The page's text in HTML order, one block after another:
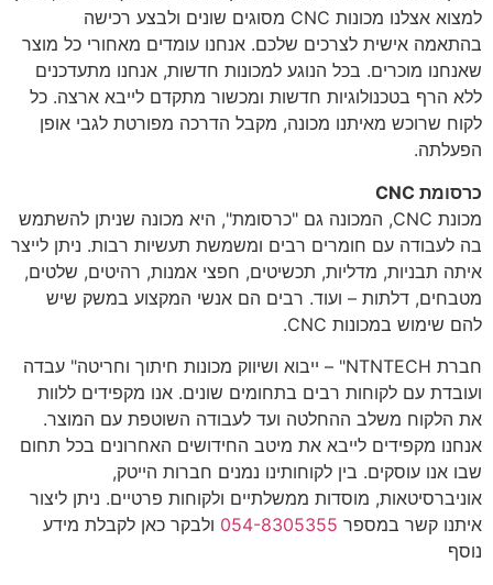
למצוא אצלנו מכונות CNC מסוגים שונים ולבצע רכישה
בהתאמה אישית לצרכים שלכם. אנחנו עומדים מאחורי כל מוצר
שאנחנו מוכרים. בכל הנוגע למכונות חדשות, אנחנו מתעדכנים
ללא הרף בטכנולוגיות חדשות ומכשור מתקדם לייבא ארצה. כל
לקוח שרוכש מאיתנו מכונה, מקבל הדרכה מפורטת לגבי אופן
הפעלתה.
כרסומת CNC
מכונת CNC, המכונה גם "כרסומת", היא מכונה שניתן להשתמש
בה לעבודה עם חומרים רבים ומשמשת תעשיות רבות. ניתן לייצר
איתה תבניות, מדליות, תכשיטים, חפצי אמנות, רהיטים, שלטים,
מטבחים, דלתות – ועוד. רבים הם אנשי המקצוע במשק שיש
להם שימוש במכונות CNC.
חברת NTNTECH" – ייבוא ושיווק מכונות חיתוך וחריטה" עבדה
ועובדת עם לקוחות רבים בתחומים שונים. אנו מקפידים ללוות
את הלקוח משלב ההחלטה ועד לעבודה השוטפת עם המוצר.
אנחנו מקפידים לייבא את מיטב החידושים האחרונים בכל תחום
שבו אנו עוסקים. בין לקוחותינו נמנים חברות הייטק,
אוניברסיטאות, מוסדות ממשלתיים ולקוחות פרטיים. ניתן ליצור
איתנו קשר במספר 054-8305355 ולבקר כאן לקבלת מידע
נוסף